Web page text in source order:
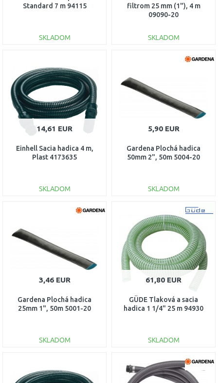
Standard 7 m 94115
SKLADOM
Porovnať
filtrom 25 mm (1"), 4 m
09090-20
SKLADOM
DO KOŠÍKA
14,61 EUR
Einhell Sacia hadica 4 m,
Plast 4173635
SKLADOM
DO KOŠÍKA
5,90 EUR
Gardena Plochá hadica
50mm 2", 50m 5004-20
SKLADOM
DO KOŠÍKA
Porovnať
3,46 EUR
Gardena Plochá hadica
25mm 1", 50m 5001-20
SKLADOM
Porovnať
61,80 EUR
GÜDE Tlaková a sacia
hadica 1 1/4" 25 m 94930
SKLADOM
DO KOŠÍKA
Porovnať